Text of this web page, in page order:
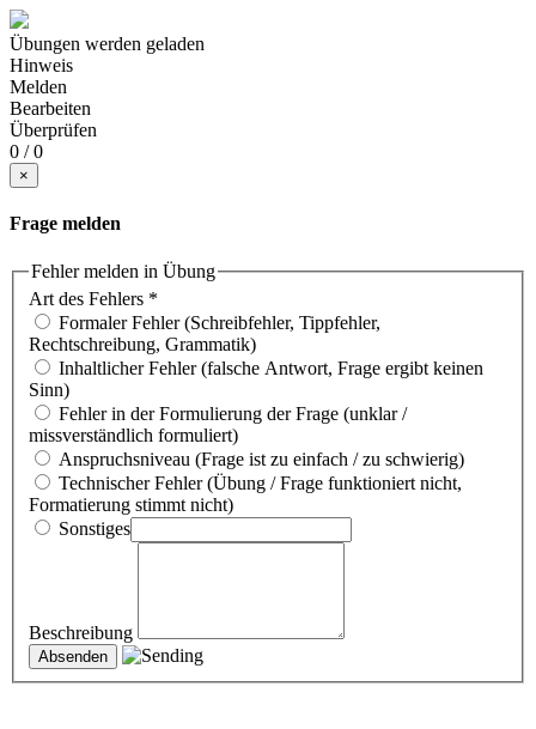
Übungen werden geladen
Hinweis
Melden
Bearbeiten
Überprüfen
0 / 0
×
Frage melden
Fehler melden in Übung
Art des Fehlers *
Formaler Fehler (Schreibfehler, Tippfehler,
Rechtschreibung, Grammatik)
Inhaltlicher Fehler (falsche Antwort, Frage ergibt keinen
Sinn)
Fehler in der Formulierung der Frage (unklar /
missverständlich formuliert)
Anspruchsniveau (Frage ist zu einfach / zu schwierig)
Technischer Fehler (Übung / Frage funktioniert nicht,
Formatierung stimmt nicht)
Sonstiges
Beschreibung